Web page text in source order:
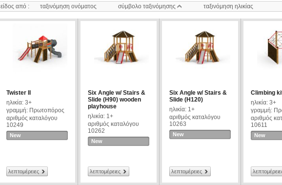
είδος από : ταξινόμηση ονόματος σύμβολο ταξινόμησης ταξινόμηση ηλικίας
Twister II
ηλικία: 3+
γραμμή: Πρωτοπόρος
αριθμός καταλόγου
10249
New
λεπτομέρειες
Six Angle w/ Stairs &
Slide (H90) wooden
playhouse
ηλικία: 1+
αριθμός καταλόγου
10262
New
λεπτομέρειες
Six Angle w/ Stairs &
Slide (H120)
ηλικία: 1+
αριθμός καταλόγου
10263
New
λεπτομέρειες
Climbing
ηλικία: 3+
γραμμή:
αριθμός
10611
New